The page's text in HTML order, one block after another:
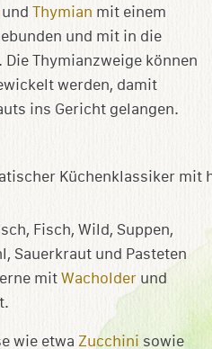
und Thymian mit einem
und mit in die
Thymianzweige können
werden, damit
ins Gericht gelangen.
Fisch, Wild, Suppen,
Sauerkraut und Pasteten
mit Wacholder und
wie etwa Zucchini sowie